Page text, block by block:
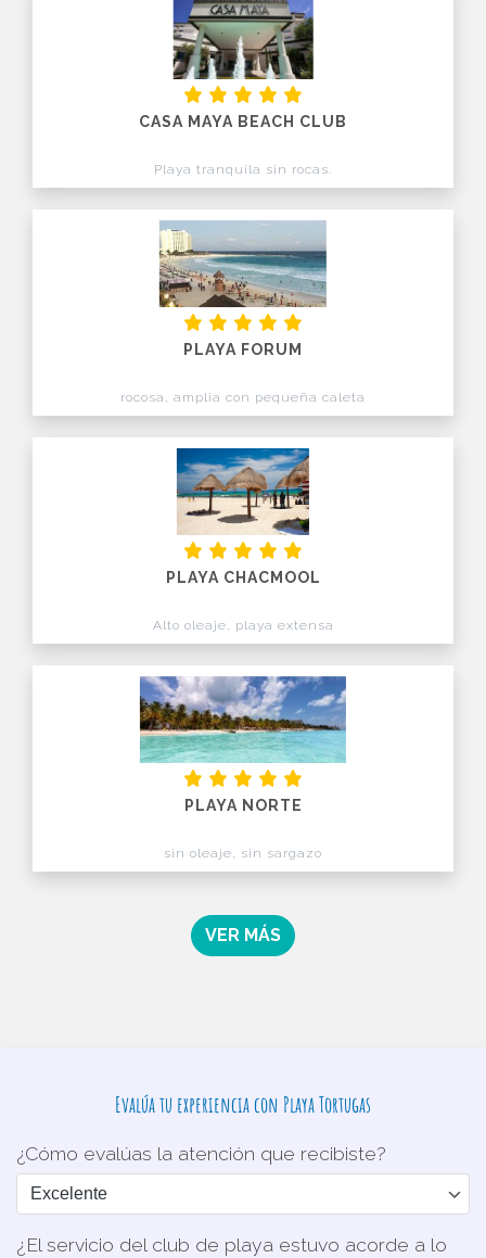
CASA MAYA BEACH CLUB
Playa tranquila sin rocas.
PLAYA FORUM
rocosa, amplia con pequeña caleta
PLAYA CHACMOOL
Alto oleaje, playa extensa
PLAYA NORTE
sin oleaje, sin sargazo
VER MÁS
Evalúa tu experiencia con Playa Tortugas
¿Cómo evalúas la atención que recibiste?
¿El servicio del club de playa estuvo acorde a lo